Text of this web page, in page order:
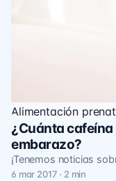
Alimentación
¿Cuánta
embarazo?
¡Tenemos noticias
6 mar 2017 · 2 min